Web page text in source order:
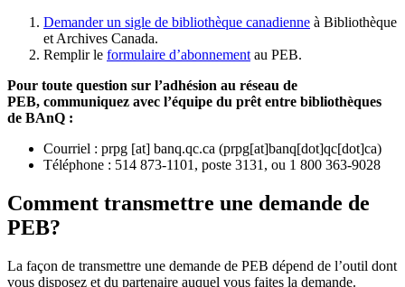
Demander un sigle de bibliothèque canadienne à Bibliothèque
et Archives Canada.
Remplir le formulaire d’abonnement au PEB.
Pour toute question sur l’adhésion au réseau de
PEB, communiquez avec l’équipe du prêt entre bibliothèques
de BAnQ :
Courriel : prpg [at] banq.qc.ca (prpg[at]banq[dot]qc[dot]ca)
Téléphone : 514 873-1101, poste 3131, ou 1 800 363-9028
Comment transmettre une demande de
PEB?
La façon de transmettre une demande de PEB dépend de l’outil dont
vous disposez et du partenaire auquel vous faites la demande.